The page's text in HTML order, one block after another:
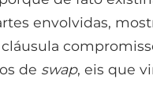
envolvidas,
de swap, eis que